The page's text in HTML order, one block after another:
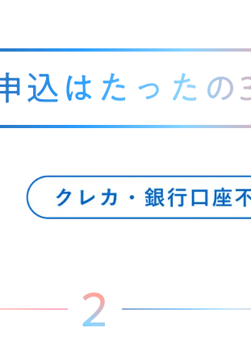
込はたったの
2